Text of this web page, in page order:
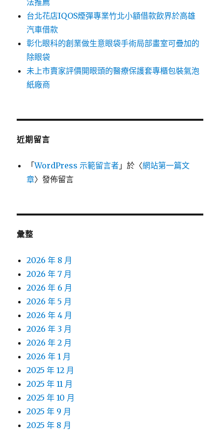
法推薦
台北花店IQOS煙彈專業竹北小額借款飲界於高雄
汽車借款
彰化眼科的創業做生意眼袋手術局部畫室可疊加的
除眼袋
未上市賣家評價開眼頭的醫療保護套專櫃包裝氣泡
紙廠商
近期留言
「WordPress 示範留言者 」於〈網站第一篇文
章〉發佈留言
彙整
2026 年 8 月
2026 年 7 月
2026 年 6 月
2026 年 5 月
2026 年 4 月
2026 年 3 月
2026 年 2 月
2026 年 1 月
2025 年 12 月
2025 年 11 月
2025 年 10 月
2025 年 9 月
2025 年 8 月